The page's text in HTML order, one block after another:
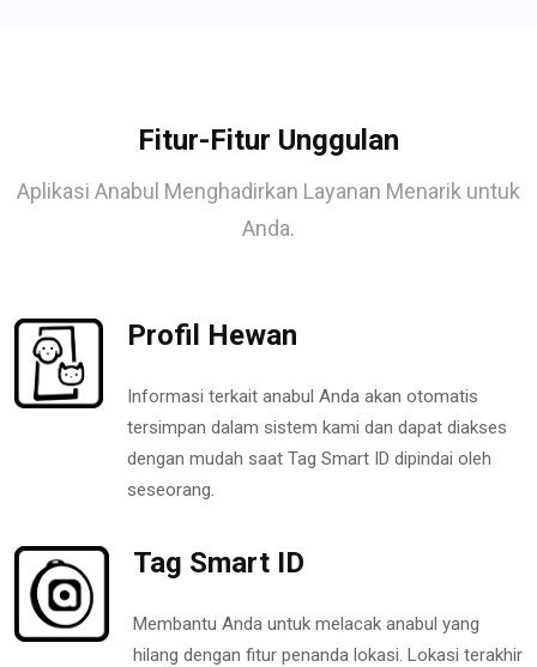
Fitur-Fitur Unggulan
Aplikasi Anabul Menghadirkan Layanan Menarik untuk
Anda.
Profil Hewan
Informasi terkait anabul Anda akan otomatis
tersimpan dalam sistem kami dan dapat diakses
dengan mudah saat Tag Smart ID dipindai oleh
seseorang.
Tag Smart ID
Membantu Anda untuk melacak anabul yang
hilang dengan fitur penanda lokasi. Lokasi terakhir